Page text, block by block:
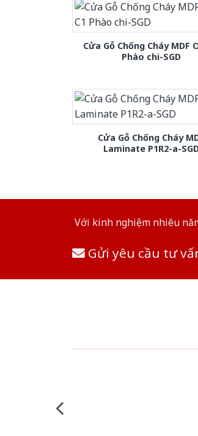
Cửa Gỗ Chống Cháy MDF
Phào chi-SGD
Cửa Gỗ Chống Cháy
Laminate P1R2-a-
Với kinh nghiệm nhiêu
Gửi yêu cầu tư